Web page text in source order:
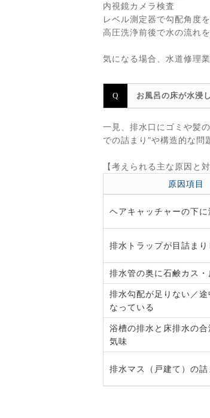
内視鏡カメラ検査
レベル測定器で勾配角度
高圧洗浄前後で水の流れ
気になる場合、水道修理
お風呂の床が水浸
一見、排水口にゴミや髪
での詰まり”や構造的な問
【考えられる主な原因と対
原因項目
ヘアキャッチャーの下
排水トラップが目詰まり
排水管の奥に石鹸カス
排水勾配が足りない／途
なっている
浴槽の排水と床排水の合
気味
排水マス（戸建て）の詰